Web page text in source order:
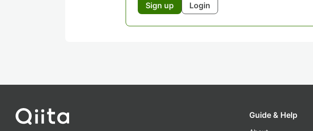
Sign up Login
Guide & Help